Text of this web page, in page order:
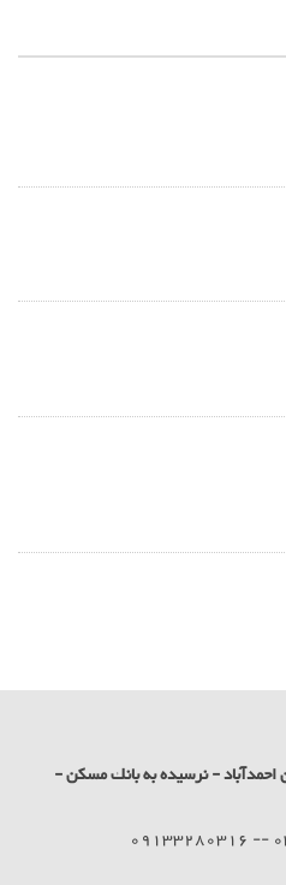
- نرسيده به بانك مسكن -
031-32260935،32293910 -- 09133280316